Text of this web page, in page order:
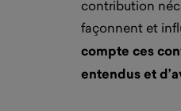
contribution
façonnent et
compte ces
entendus et